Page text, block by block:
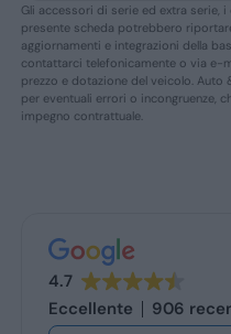
Gli accessori di serie ed extra serie,
presente scheda potrebbero
aggiornamenti e integrazioni della
contattarci telefonicamente o via e-
prezzo e dotazione del veicolo. Auto
per eventuali errori o incongruenze,
impegno contrattuale.
4.7
Eccellente
906